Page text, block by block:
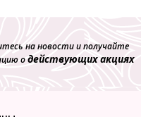
на новости и получайте
одействующих акциях